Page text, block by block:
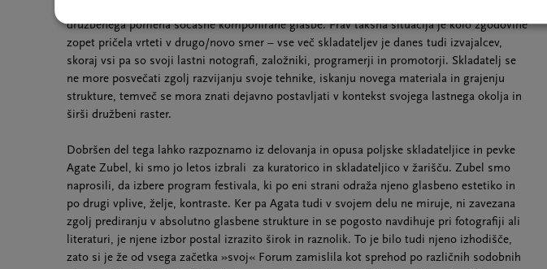
družbenega pomena sočasne komponirane glasbe. Prav takšna situacija je kolo zgodovine
zopet pričela vrteti v drugo/novo smer – vse več skladateljev je danes tudi izvajalcev,
skoraj vsi pa so svoji lastni notografi, založniki, programerji in promotorji. Skladatelj se
ne more posvečati zgolj razvijanju svoje tehnike, iskanju novega materiala in grajenju
strukture, temveč se mora znati dejavno postavljati v kontekst svojega lastnega okolja in
širši družbeni raster.
Dobršen del tega lahko razpoznamo iz delovanja in opusa poljske skladateljice in pevke
Agate Zubel, ki smo jo letos izbrali za kuratorico in skladateljico v žarišču. Zubel smo
naprosili, da izbere program festivala, ki po eni strani odraža njeno glasbeno estetiko in
po drugi vplive, želje, kontraste. Ker pa Agata tudi v svojem delu ne miruje, ni zavezana
zgolj prediranju v absolutno glasbene strukture in se pogosto navdihuje pri fotografiji ali
literaturi, je njene izbor postal izrazito širok in raznolik. To je bilo tudi njeno izhodišče,
zato si je že od vsega začetka »svoj« Forum zamislila kot sprehod po različnih sodobnih